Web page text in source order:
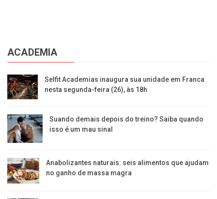
ACADEMIA
Selfit Academias inaugura sua unidade em Franca
nesta segunda-feira (26), às 18h
Suando demais depois do treino? Saiba quando
isso é um mau sinal
Anabolizantes naturais: seis alimentos que ajudam
no ganho de massa magra